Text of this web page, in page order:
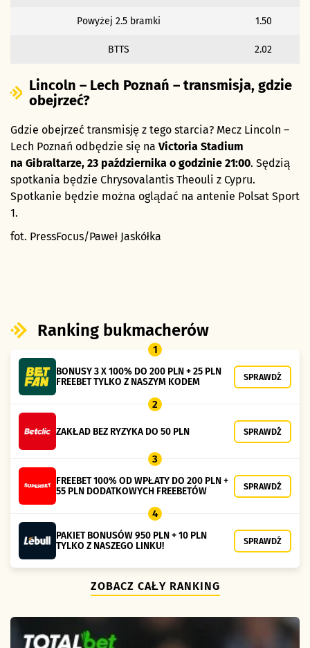
Powyżej 2.5 bramki 1.50
BTTS 2.02
Lincoln – Lech Poznań – transmisja, gdzie
obejrzeć?
Gdzie obejrzeć transmisję z tego starcia? Mecz Lincoln –
Lech Poznań odbędzie się na Victoria Stadium
na Gibraltarze, 23 października o godzinie 21:00. Sędzią
spotkania będzie Chrysovalantis Theouli z Cypru.
Spotkanie będzie można oglądać na antenie Polsat Sport
1.
fot. PressFocus/Paweł Jaskółka
Ranking bukmacherów
1
BONUSY 3 X 100% DO 200 PLN + 25 PLN
FREEBET TYLKO Z NASZYM KODEM
SPRAWDŹ
2
ZAKŁAD BEZ RYZYKA DO 50 PLN SPRAWDŹ
3
FREEBET 100% OD WPŁATY DO 200 PLN +
55 PLN DODATKOWYCH FREEBETÓW
SPRAWDŹ
4
PAKIET BONUSÓW 950 PLN + 10 PLN
TYLKO Z NASZEGO LINKU!
SPRAWDŹ
ZOBACZ CAŁY RANKING